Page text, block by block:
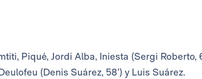
Piqué, Jordi Alba, Iniesta (Sergi Roberto,
(Denis Suárez, 58’) y Luis Suárez.